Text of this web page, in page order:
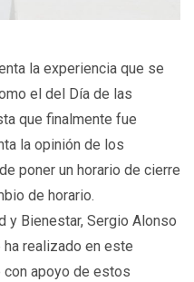
la experiencia que se
el del Día de las
que finalmente fue
la opinión de los
poner un horario de cierre
de horario.
y Bienestar, Sergio Alonso
realizado en este
con apoyo de estos